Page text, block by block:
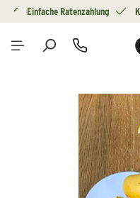
springen
Einfache Ratenzahlung
Bildergalerie